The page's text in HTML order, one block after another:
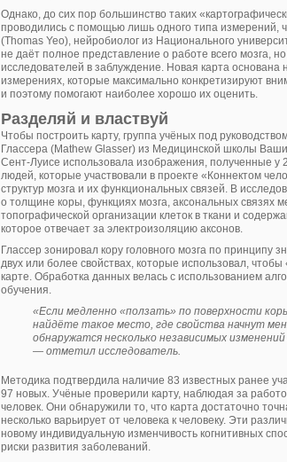
Однако, до сих пор большинство таких
проводились с помощью лишь одного типа измерений,
(Thomas Yeo), нейробиолог из Национального
не даёт полное представление о работе всего мозга,
исследователей в заблуждение. Новая карта основана
измерениях, которые максимально конкретизируют
и поэтому помогают наиболее хорошо их оценить.
Разделяй и властвуй
Чтобы построить карту, группа учёных под
Глассера (Mathew Glasser) из Медицинской школы
Сент-Луисе использовала изображения, полученные у
людей, которые участвовали в проекте «Коннектом
структур мозга и их функциональных связей. В
о толщине коры, функциях мозга, аксональных связях
топографической организации клеток в ткани и
которое отвечает за электроизоляцию аксонов.
Глассер зонировал кору головного мозга по принципу
двух или более свойствах, которые использовал,
карте. Обработка данных велась с использованием
обучения.
«Если медленно «ползать» по поверхности
найдёте такое место, где свойства начнут
обнаружатся несколько независимых
— отметил исследователь.
Методика подтвердила наличие 83 известных ранее
97 новых. Учёные проверили карту, наблюдая за
человек. Они обнаружили то, что карта достаточно
несколько варьирует от человека к человеку. Эти
новому индивидуальную изменчивость когнитивных
риски развития заболеваний.